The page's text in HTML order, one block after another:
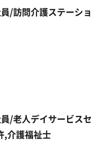
/訪問介護ステーショ
/老人デイサービスセ
,介護福祉士